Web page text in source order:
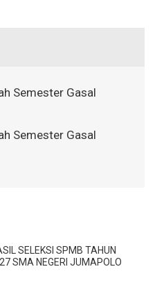
Semester Gasal
Semester Gasal
SELEKSI SPMB TAHUN
SMA NEGERI JUMAPOLO